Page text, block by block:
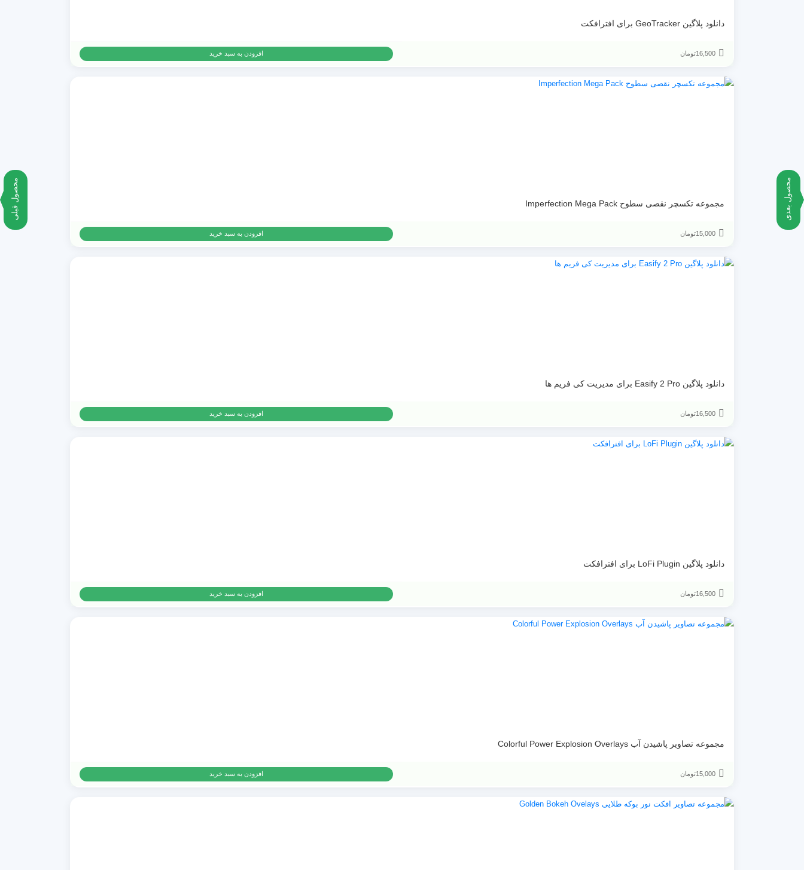
محصول قبلی محصول بعدی
دانلود پلاگین GeoTracker برای افترافکت
16,500تومان افزودن به سبد خرید
مجموعه تکسچر نقصی سطوح Imperfection Mega Pack
15,000تومان افزودن به سبد خرید
دانلود پلاگین Easify 2 Pro برای مدیریت کی فریم ها
16,500تومان افزودن به سبد خرید
دانلود پلاگین LoFi Plugin برای افترافکت
16,500تومان افزودن به سبد خرید
مجموعه تصاویر پاشیدن آب Colorful Power Explosion Overlays
15,000تومان افزودن به سبد خرید